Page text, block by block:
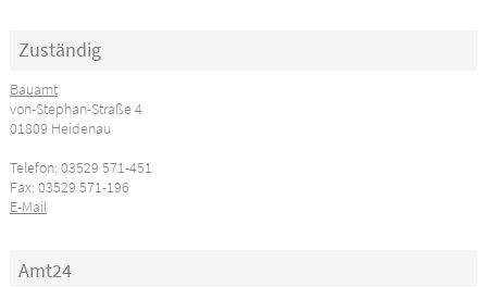
Zuständig
Bauamt
von-Stephan-Straße 4
01809 Heidenau
Telefon: 03529 571-451
Fax: 03529 571-196
E-Mail
Amt24